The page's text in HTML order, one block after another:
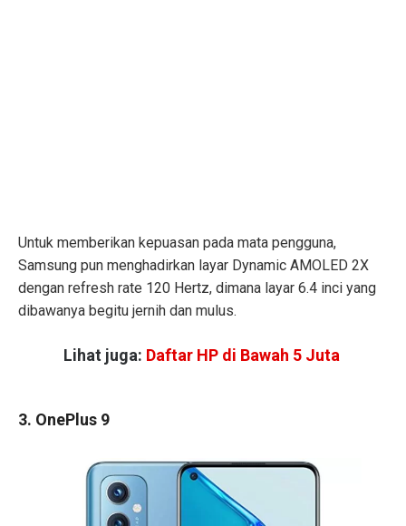
Untuk memberikan kepuasan pada mata pengguna,
Samsung pun menghadirkan layar Dynamic AMOLED 2X
dengan refresh rate 120 Hertz, dimana layar 6.4 inci yang
dibawanya begitu jernih dan mulus.
Lihat juga: Daftar HP di Bawah 5 Juta
3. OnePlus 9